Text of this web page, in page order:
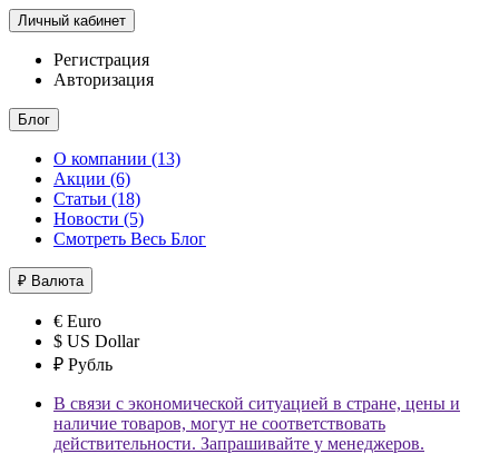
Личный кабинет
Регистрация
Авторизация
Блог
О компании (13)
Акции (6)
Статьи (18)
Новости (5)
Смотреть Весь Блог
₽ Валюта
€ Euro
$ US Dollar
₽ Рубль
В связи с экономической ситуацией в стране, цены и
наличие товаров, могут не соответствовать
действительности. Запрашивайте у менеджеров.